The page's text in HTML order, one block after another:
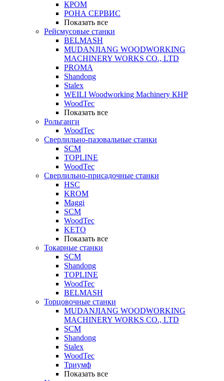
КРОМ
РОНА СЕРВИС
Показать все
Рейсмусовые станки
BELMASH
MUDANJIANG WOODWORKING
MACHINERY WORKS CO., LTD
PROMA
Shandong
Stalex
WEILI Woodworking Machinery КНР
WoodTec
Показать все
Рольганги
WoodTec
Сверлильно-пазовальные станки
SCM
TOPLINE
WoodTec
Сверлильно-присадочные станки
HSC
KROM
Maggi
SCM
WoodTec
KETO
Показать все
Токарные станки
SCM
Shandong
TOPLINE
WoodTec
BELMASH
Торцовочные станки
MUDANJIANG WOODWORKING
MACHINERY WORKS CO., LTD
SCM
Shandong
Stalex
WoodTec
Триумф
Показать все